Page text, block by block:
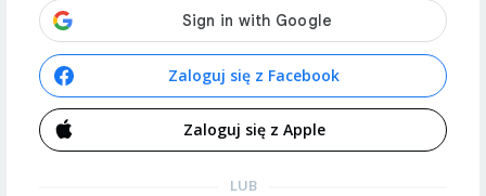
Zaloguj się z Facebook
Zaloguj się z Apple
LUB